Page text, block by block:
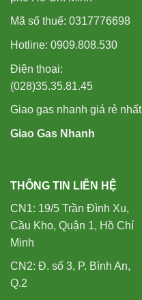
Mã số thuế: 0317776698
Hotline: 0909.808.530
Điện thoại:
(028)35.35.81.45
Giao gas nhanh giá rẻ nhất
Giao Gas Nhanh
THÔNG TIN LIÊN HỆ
CN1: 19/5 Trần Đình Xu,
Cầu Kho, Quận 1, Hồ Chí
Minh
CN2: Đ. số 3, P. Bình An,
Q.2